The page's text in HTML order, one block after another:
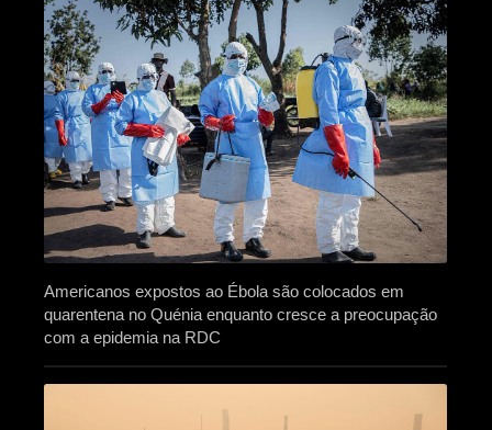
Americanos expostos ao Ébola são colocados em
quarentena no Quénia enquanto cresce a preocupação
com a epidemia na RDC